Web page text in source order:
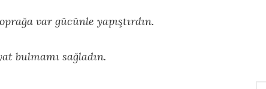
var gücünle yapıştırdın.
bulmamı sağladın.